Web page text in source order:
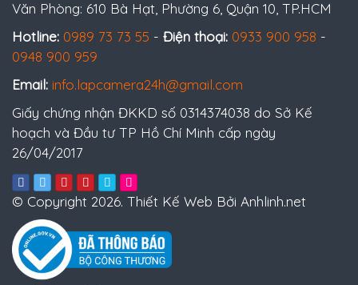
Văn Phòng: 610 Bà Hạt, Phường 6, Quận 10, TP.HCM
Hotline: 0989 73 73 55 - Điện thoại: 0933 900 958 -
0948 900 959
Email: info.lapcamera24h@gmail.com
Giấy chứng nhận ĐKKD số 0314374038 do Sở Kế
hoạch và Đầu tư TP Hồ Chí Minh cấp ngày
26/04/2017
© Copyright 2026. Thiết Kế Web Bởi Anhlinh.net